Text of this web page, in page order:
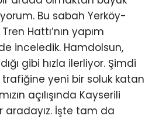
Bu sabah Yerköy-
Hattı’nın yapım
inceledik. Hamdolsun,
gibi hızla ilerliyor. Şimdi
yeni bir soluk katan
açılışında Kayserili
aradayız. İşte tam da